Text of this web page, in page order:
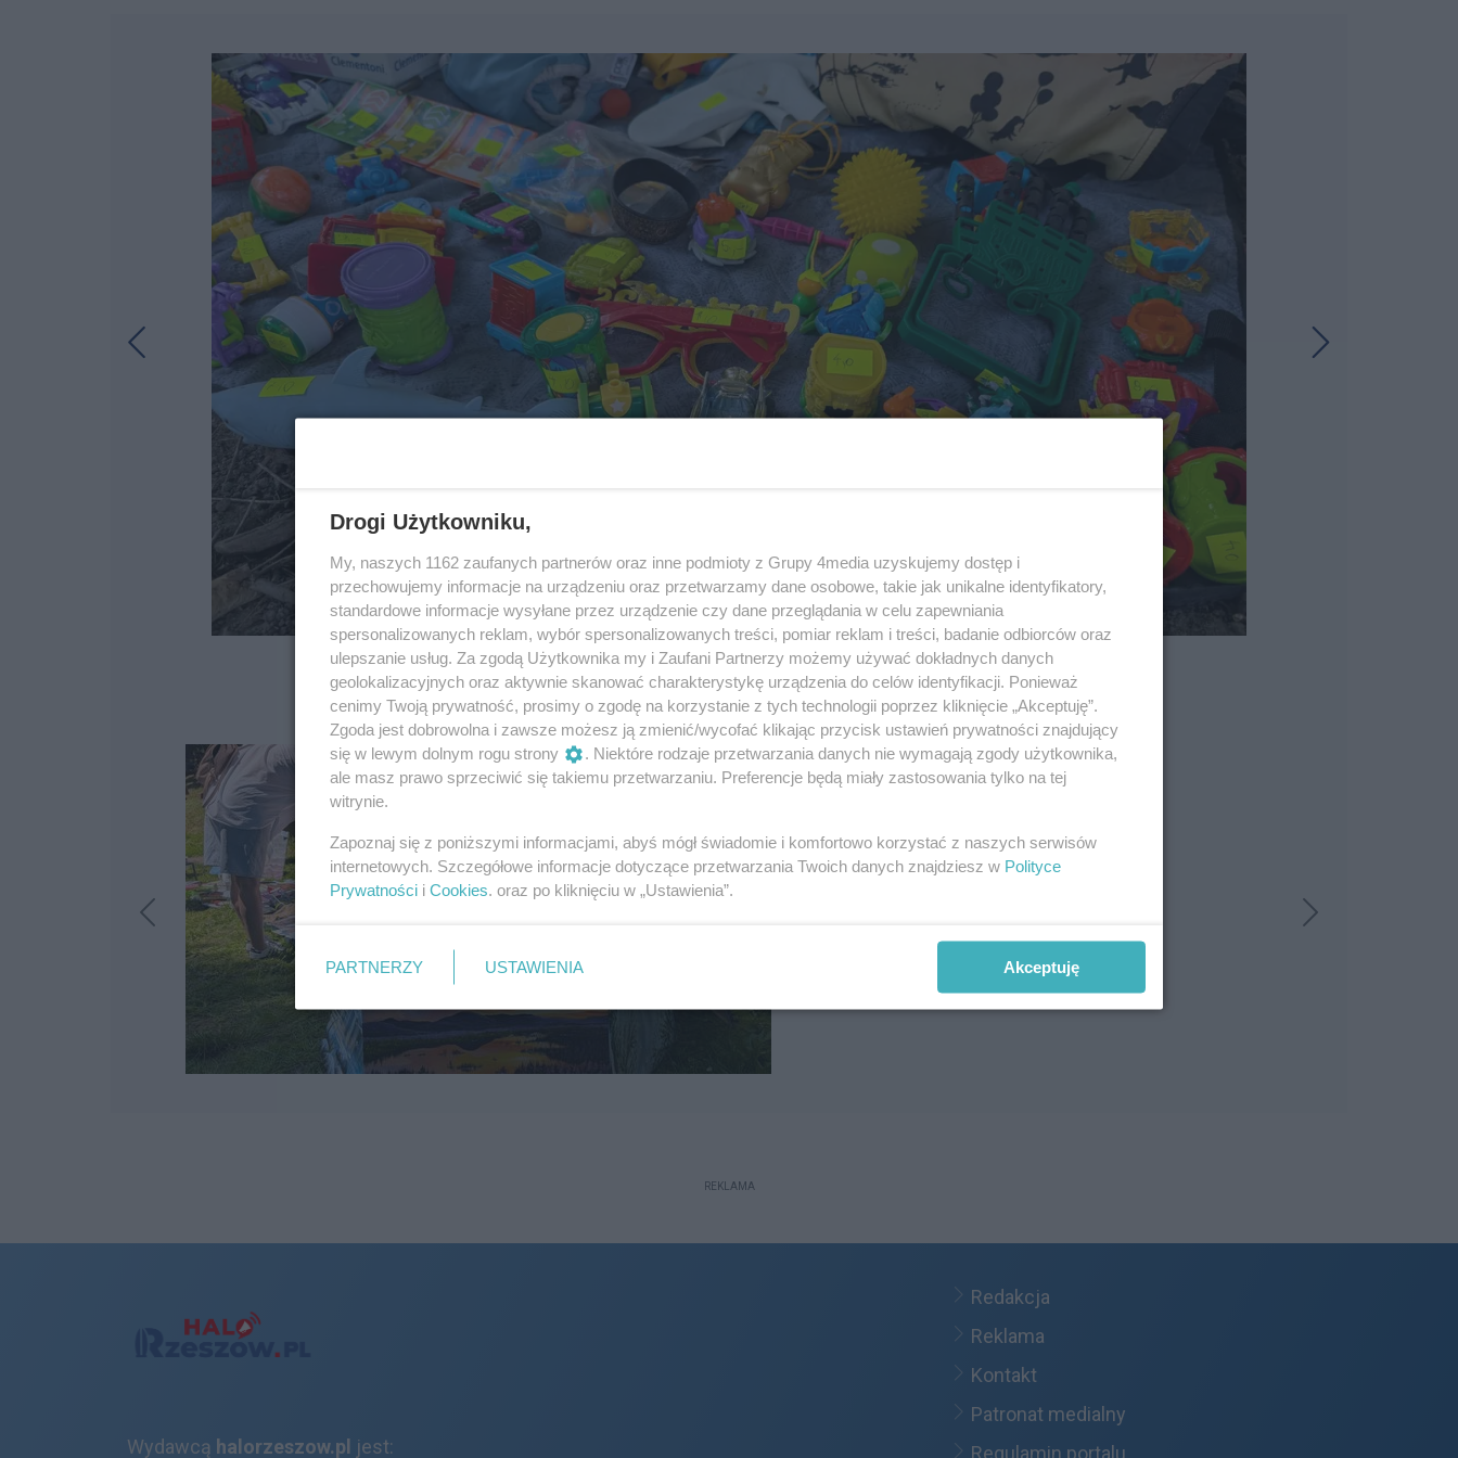
11 / 26
REKLAMA
Wydawcą halorzeszow.pl jest:
Redakcja
Reklama
Kontakt
Patronat medialny
Regulamin portalu
Drogi Użytkowniku,
My, naszych 1162 zaufanych partnerów oraz inne podmioty z Grupy 4media uzyskujemy dostęp i
przechowujemy informacje na urządzeniu oraz przetwarzamy dane osobowe, takie jak unikalne identyfikatory,
standardowe informacje wysyłane przez urządzenie czy dane przeglądania w celu zapewniania
spersonalizowanych reklam, wybór spersonalizowanych treści, pomiar reklam i treści, badanie odbiorców oraz
ulepszanie usług. Za zgodą Użytkownika my i Zaufani Partnerzy możemy używać dokładnych danych
geolokalizacyjnych oraz aktywnie skanować charakterystykę urządzenia do celów identyfikacji. Ponieważ
cenimy Twoją prywatność, prosimy o zgodę na korzystanie z tych technologii poprzez kliknięcie „Akceptuję”.
Zgoda jest dobrowolna i zawsze możesz ją zmienić/wycofać klikając przycisk ustawień prywatności znajdujący
się w lewym dolnym rogu strony
. Niektóre rodzaje przetwarzania danych nie wymagają zgody użytkownika,
ale masz prawo sprzeciwić się takiemu przetwarzaniu. Preferencje będą miały zastosowania tylko na tej
witrynie.
Zapoznaj się z poniższymi informacjami, abyś mógł świadomie i komfortowo korzystać z naszych serwisów
internetowych. Szczegółowe informacje dotyczące przetwarzania Twoich danych znajdziesz w Polityce
Prywatności i Cookies. oraz po kliknięciu w „Ustawienia”.
PARTNERZY USTAWIENIA Akceptuję